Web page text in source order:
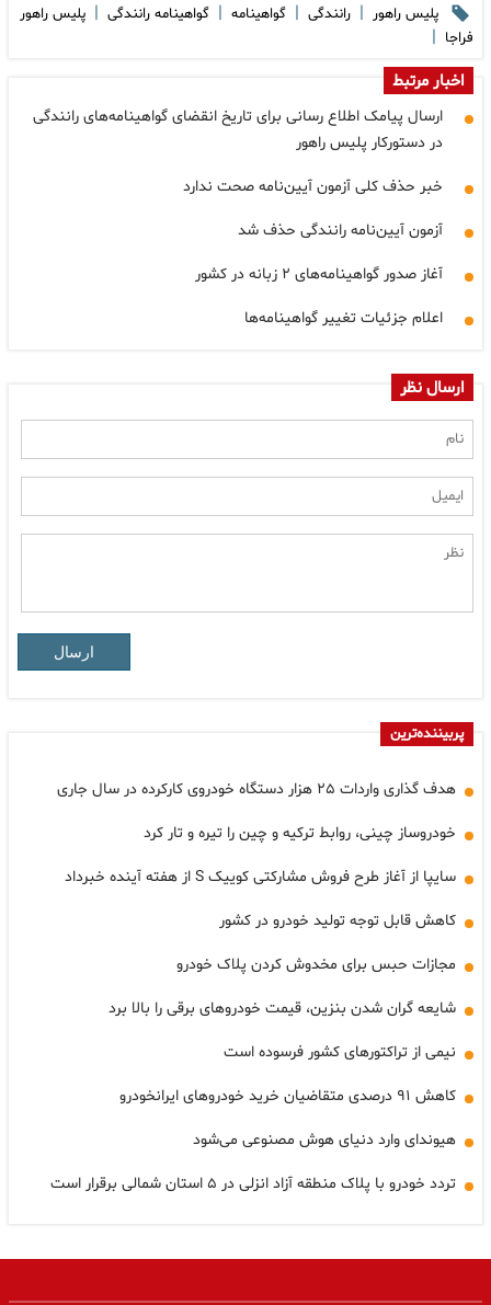
پلیس راهور | رانندگی | گواهینامه | گواهینامه رانندگی | پلیس راهور
فراجا |
اخبار مرتبط
ارسال پیامک اطلاع رسانی برای تاریخ انقضای گواهینامه‌های رانندگی
در دستورکار پلیس راهور
خبر حذف کلی آزمون آیین‌نامه صحت ندارد
آزمون آیین‌نامه رانندگی حذف شد
آغاز صدور گواهینامه‌های ۲ زبانه در کشور
اعلام جزئیات تغییر گواهینامه‌ها
ارسال نظر
ارسال
پربیننده‌ترین
هدف گذاری واردات ۲۵ هزار دستگاه خودروی کارکرده در سال جاری
خودروساز چینی، روابط ترکیه و چین را تیره و تار کرد
سایپا از آغاز طرح فروش مشارکتی کوییک S از هفته آینده خبرداد
کاهش قابل توجه تولید خودرو در کشور
مجازات حبس برای مخدوش کردن پلاک خودرو
شایعه گران شدن بنزین، قیمت خودروهای برقی را بالا برد
نیمی از تراکتورهای کشور فرسوده است
کاهش ۹۱ درصدی متقاضیان خرید خودروهای ایرانخودرو
هیوندای وارد دنیای هوش مصنوعی می‌شود
تردد خودرو با پلاک منطقه آزاد انزلی در ۵ استان شمالی برقرار است